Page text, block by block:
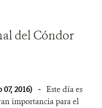
del Cóndor
2016) - Este día es
importancia para el